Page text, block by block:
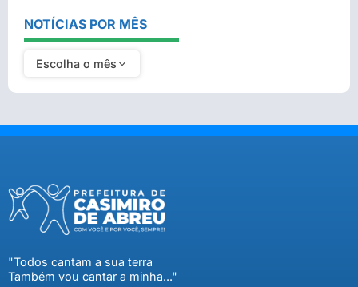
NOTÍCIAS POR MÊS
Escolha o mês
"Todos cantam a sua terra
Também vou cantar a minha..."